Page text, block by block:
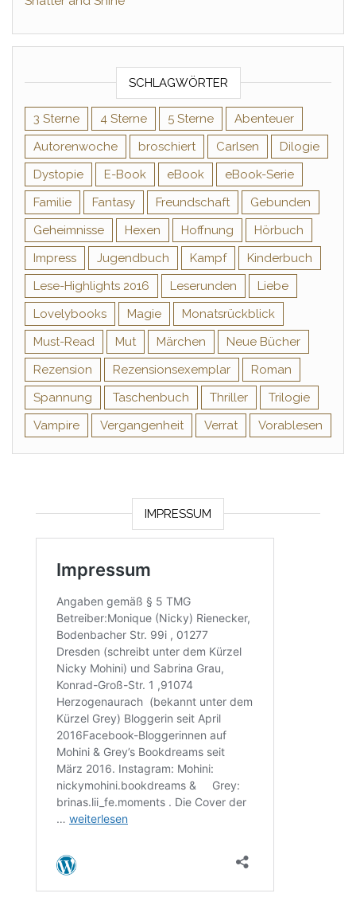
SCHLAGWÖRTER
3 Sterne 4 Sterne 5 Sterne
Abenteuer
Autorenwoche
broschiert Carlsen
Dilogie
Dystopie
E-Book eBook
eBook-Serie
Familie
Fantasy Freundschaft
Gebunden
Geheimnisse
Hexen Hoffnung
Hörbuch
Impress
Jugendbuch Kampf
Kinderbuch
Lese-Highlights 2016
Leserunden
Liebe
Lovelybooks
Magie
Monatsrückblick
Must-Read
Mut Märchen
Neue Bücher
Rezension
Rezensionsexemplar
Roman
Spannung
Taschenbuch Thriller
Trilogie
Vampire
Vergangenheit Verrat Vorablesen
IMPRESSUM